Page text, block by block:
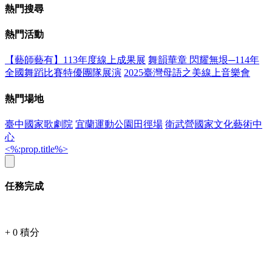
熱門搜尋
熱門活動
【藝師藝有】113年度線上成果展 舞韻華章 閃耀無垠─114年
全國舞蹈比賽特優團隊展演 2025臺灣母語之美線上音樂會
熱門場地
臺中國家歌劇院 宜蘭運動公園田徑場 衛武營國家文化藝術中
心
<%:prop.title%>
任務完成
+ 0 積分